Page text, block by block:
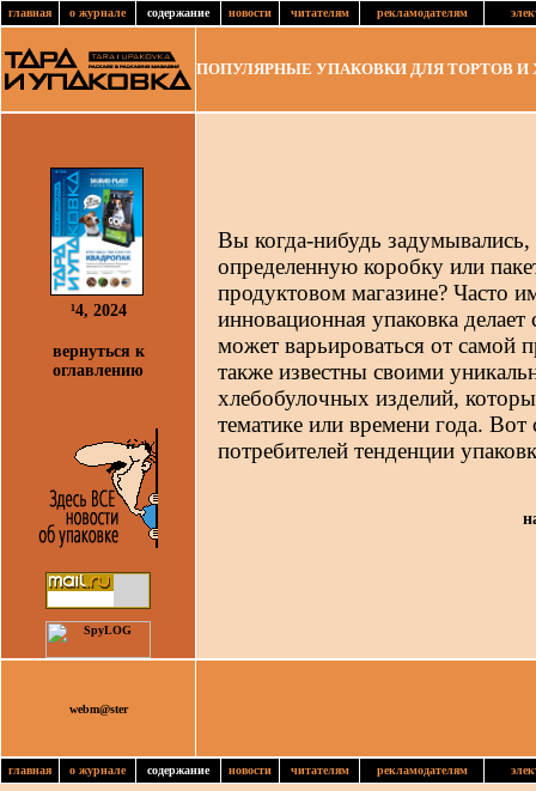
главная о журнале содержание новости читателям рекламодателям
ПОПУЛЯРНЫЕ УПАКОВКИ ДЛЯ ТОРТОВ
¹4, 2024
вернуться к
оглавлению
Вы когда-нибудь задумывались,
определенную коробку или
продуктовом магазине? Часто
инновационная упаковка
может варьироваться от самой
также известны своими
хлебобулочных изделий,
тематике или времени года.
потребителей тенденции
webm@ster
главная о журнале содержание новости читателям рекламодателям